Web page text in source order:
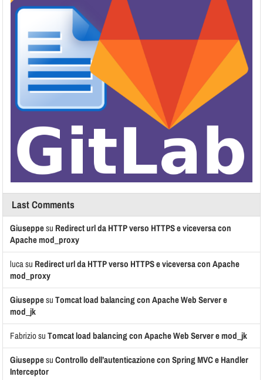
Last Comments
Giuseppesu Redirect url da HTTP verso HTTPS e viceversa con
Apache mod_proxy
luca su Redirect url da HTTP verso HTTPS e viceversa con Apache
mod_proxy
GiuseppesuTomcat load balancing con Apache Web Server e
mod_jk
FabriziosuTomcat load balancing con Apache Web Server e mod_jk
GiuseppesuControllo dell’autenticazione con Spring MVC e Handler
Interceptor